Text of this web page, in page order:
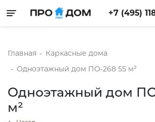
Toggle navigation +7 (495)
Главная - Каркасные дома
- Одноэтажный дом ПО-268 55 м²
Одноэтажный дом
м²